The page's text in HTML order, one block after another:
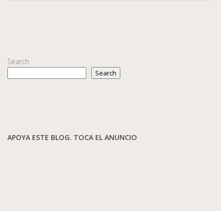
Search
Search
APOYA ESTE BLOG. TOCA EL ANUNCIO